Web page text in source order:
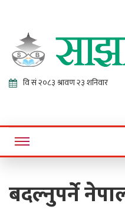
Online News Portal
बदल्नुपर्ने